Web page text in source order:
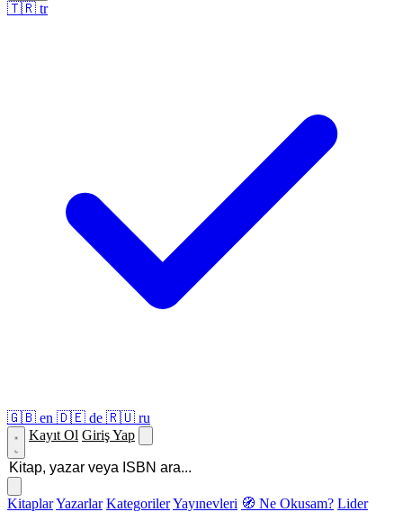
🇹🇷 tr
🇬🇧 en 🇩🇪 de 🇷🇺 ru
Kayıt Ol Giriş Yap
KitaplarYazarlar KategorilerYayınevleri 🧭 Ne Okusam? Lider